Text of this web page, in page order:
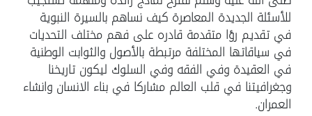
للأسئلة الجديدة المعاصرة كيف نساهم بالسيرة النبوية
في تقديم رؤا متقدمة قادره على فهم مختلف التحديات
في سياقاتها المختلفة مرتبطة بالأصول والثوابت الوطنية
في العقيدة وفي الفقه وفي السلوك ليكون تاريخنا
وجغرافيتنا في قلب العالم مشاركا في بناء الانسان وانشاء
العمران.